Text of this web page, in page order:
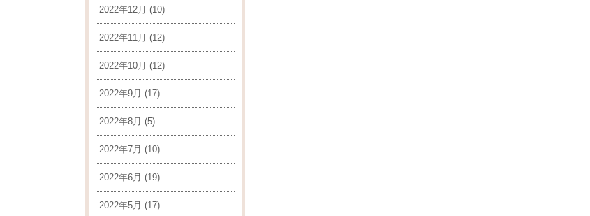
2022年12月 (10)
2022年11月 (12)
2022年10月 (12)
2022年9月 (17)
2022年8月 (5)
2022年7月 (10)
2022年6月 (19)
2022年5月 (17)